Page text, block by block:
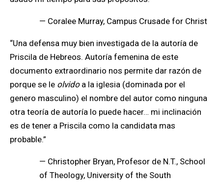
— Coralee Murray, Campus Crusade for Christ
“Una defensa muy bien investigada de la autoría de
Priscila de Hebreos. Autoría femenina de este
documento extraordinario nos permite dar razón de
porque se le olvidoa la iglesia (dominada por el
genero masculino) el nombre del autor como ninguna
otra teoría de autoría lo puede hacer… mi inclinación
es de tener a Priscila como la candidata mas
probable.”
— Christopher Bryan, Profesor de N.T., School
of Theology, University of the South